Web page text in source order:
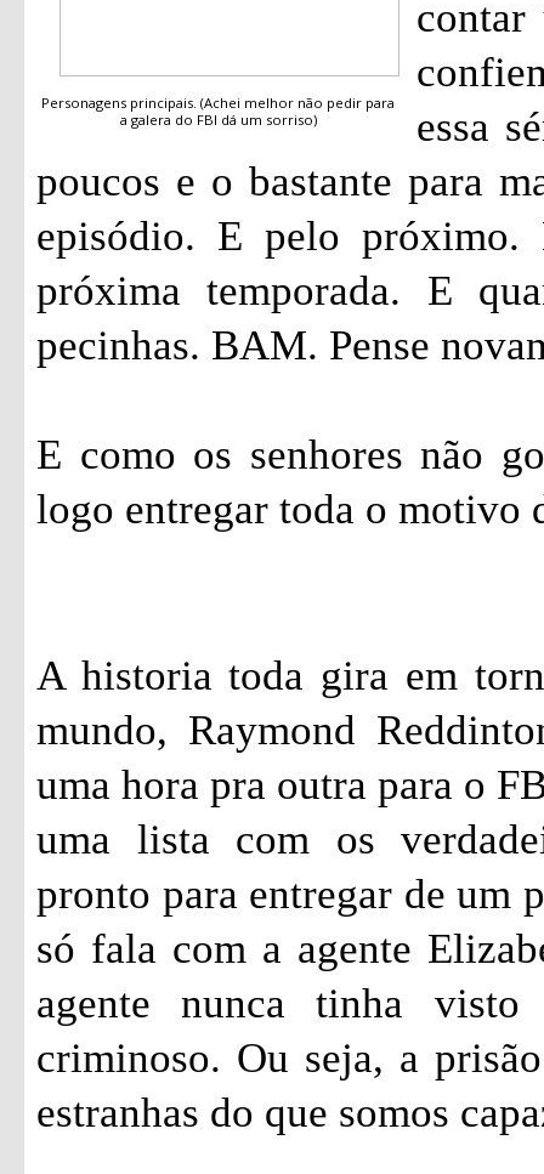
Personagens principais. (Achei melhor não pedir para
a galera do FBI dá um sorriso)
contar
essa
poucos e o bastante para
episódio. E pelo
próxima temporada. E
pecinhas. BAM. Pense
E como os senhores não
logo entregar toda o motivo
A historia toda gira em
mundo, Raymond
uma hora pra outra para o
uma lista com os
pronto para entregar de um
só fala com a agente
agente nunca tinha
criminoso. Ou seja, a
estranhas do que somos